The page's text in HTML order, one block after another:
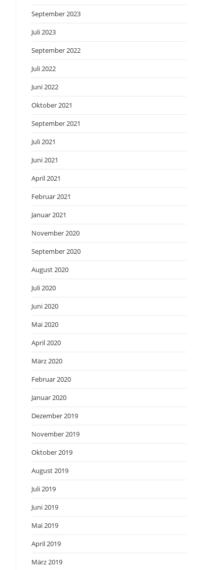
September 2023
Juli 2023
September 2022
Juli 2022
Juni 2022
Oktober 2021
September 2021
Juli 2021
Juni 2021
April 2021
Februar 2021
Januar 2021
November 2020
September 2020
August 2020
Juli 2020
Juni 2020
Mai 2020
April 2020
März 2020
Februar 2020
Januar 2020
Dezember 2019
November 2019
Oktober 2019
August 2019
Juli 2019
Juni 2019
Mai 2019
April 2019
März 2019